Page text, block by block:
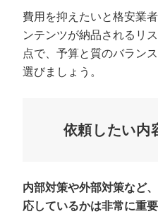
費用を抑えたいと格安業
ンテンツが納品されるリ
点で、予算と質のバラン
選びましょう。
依頼したい内
内部対策や外部対策など
応しているかは非常に重要